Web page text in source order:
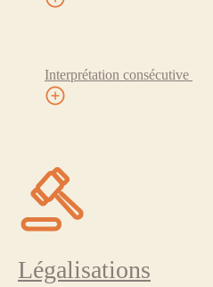
Interprétation consécutive
Légalisations